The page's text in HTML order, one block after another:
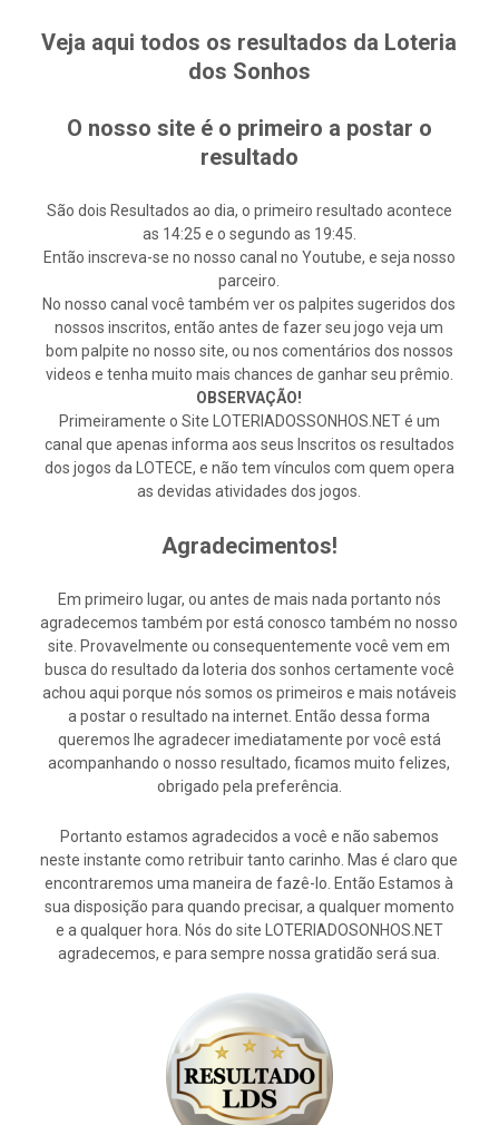
Veja aqui todos os resultados da Loteria
dos Sonhos
O nosso site é o primeiro a postar o
resultado
São dois Resultados ao dia, o primeiro resultado acontece
as 14:25 e o segundo as 19:45.
Então inscreva-se no nosso canal no Youtube, e seja nosso
parceiro.
No nosso canal você também ver os palpites sugeridos dos
nossos inscritos, então antes de fazer seu jogo veja um
bom palpite no nosso site, ou nos comentários dos nossos
videos e tenha muito mais chances de ganhar seu prêmio.
OBSERVAÇÃO!
Primeiramente o Site LOTERIADOSSONHOS.NET é um
canal que apenas informa aos seus Inscritos os resultados
dos jogos da LOTECE, e não tem vínculos com quem opera
as devidas atividades dos jogos.
Agradecimentos!
Em primeiro lugar, ou antes de mais nada portanto nós
agradecemos também por está conosco também no nosso
site. Provavelmente ou consequentemente você vem em
busca do resultado da loteria dos sonhos certamente você
achou aqui porque nós somos os primeiros e mais notáveis
a postar o resultado na internet. Então dessa forma
queremos lhe agradecer imediatamente por você está
acompanhando o nosso resultado, ficamos muito felizes,
obrigado pela preferência.
Portanto estamos agradecidos a você e não sabemos
neste instante como retribuir tanto carinho. Mas é claro que
encontraremos uma maneira de fazê-lo. Então Estamos à
sua disposição para quando precisar, a qualquer momento
e a qualquer hora. Nós do site LOTERIADOSONHOS.NET
agradecemos, e para sempre nossa gratidão será sua.